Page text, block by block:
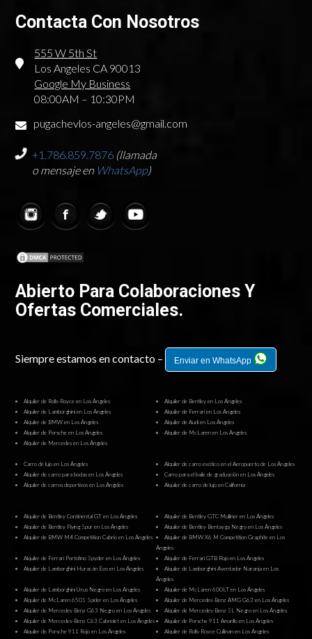
Contacta Con Nosotros
555 W 5th St
Los Angeles CA 90013
Google My Business
08:00AM – 10:30PM
pugachevlos-angeles@gmail.com
+1.786.859.7876 (llamada
o mensaje en WhatsApp)
Abierto Para Colaboraciones Y
Ofertas Comerciales.
Siempre estamos en contacto – Enviar en WhatsApp
Alquiler de Rolls-Royce en Los Ángeles
Alquiler de Bentley en Los Ángeles
Alquiler de Lamborghini en Los Ángeles
Alquiler de Ferrari en Los Ángeles
Alquiler de BMW en Los Ángeles
Alquiler de Audi en Los Ángeles
Alquiler de Porsche en Los Ángeles
Alquiler de McLaren en Los Ángeles
Alquiler de Mercedes en Los Ángeles
Carro de lujo en Los Ángeles
Alquiler de carro exótico en el Aeropuerto de Los Ángeles
Alquiler de carro para bodas en Los Ángeles
Carro para el baile de graduación en Los Ángeles
Alquiler de carros deportivos en Los Ángeles
Alquiler de carro de lujo en California
Alquiler de Bentley Continental GT en Los Ángeles
Alquiler de Bentley GTC Mulliner en Los Ángeles
Alquiler de Bentley Flying Spur en Los Ángeles
Alquiler de Bentley Bentayga Negro en Los Ángeles
Alquiler de BMW M4 Competition Cabrio en Los Ángeles
Alquiler de BMW X6 M Competition Graphite en Los
Ángeles
Alquiler de Ferrari Portofino Spyder en Los Ángeles
Alquiler de Ferrari GTB Rojo en Los Ángeles
Alquiler de Lamborghini Huracán Evo en Los Ángeles
Alquiler de Lamborghini Aventador Naranja en Los
Ángeles
Alquiler de Lamborghini Urus Negro en Los Ángeles
Alquiler de McLaren 600LT en Los Ángeles
Alquiler de McLaren 650S Spider en Los Ángeles
Alquiler de Mercedes-Benz AMG G63 en Los Ángeles
Alquiler de Mercedes-Benz G63 Negro en Los Ángeles
Alquiler de Mercedes-Benz SL Negro en Los Ángeles
Alquiler de Mercedes-Benz C63 Cabriolet en Los Ángeles
Alquiler de Porsche 911 Amarillo en Los Ángeles
Alquiler de Porsche 911 Rojo en Los Ángeles
Alquiler de Rolls-Royce Cullinan en Los Ángeles